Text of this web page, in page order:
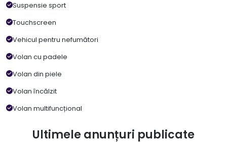
Suspensie sport
Touchscreen
Vehicul pentru nefumători
Volan cu padele
Volan din piele
Volan încălzit
Volan multifuncțional
Ultimele anunțuri publicate